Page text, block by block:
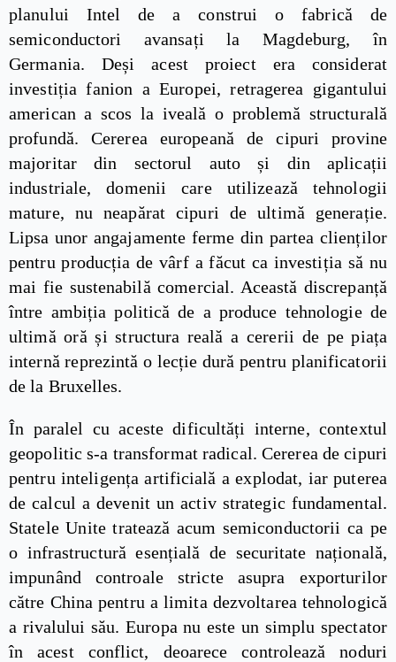
planului Intel de a construi o fabrică de
semiconductori avansați la Magdeburg, în
Germania. Deși acest proiect era considerat
investiția fanion a Europei, retragerea gigantului
american a scos la iveală o problemă structurală
profundă. Cererea europeană de cipuri provine
majoritar din sectorul auto și din aplicații
industriale, domenii care utilizează tehnologii
mature, nu neapărat cipuri de ultimă generație.
Lipsa unor angajamente ferme din partea clienților
pentru producția de vârf a făcut ca investiția să nu
mai fie sustenabilă comercial. Această discrepanță
între ambiția politică de a produce tehnologie de
ultimă oră și structura reală a cererii de pe piața
internă reprezintă o lecție dură pentru planificatorii
de la Bruxelles.
În paralel cu aceste dificultăți interne, contextul
geopolitic s-a transformat radical. Cererea de cipuri
pentru inteligența artificială a explodat, iar puterea
de calcul a devenit un activ strategic fundamental.
Statele Unite tratează acum semiconductorii ca pe
o infrastructură esențială de securitate națională,
impunând controale stricte asupra exporturilor
către China pentru a limita dezvoltarea tehnologică
a rivalului său. Europa nu este un simplu spectator
în acest conflict, deoarece controlează noduri